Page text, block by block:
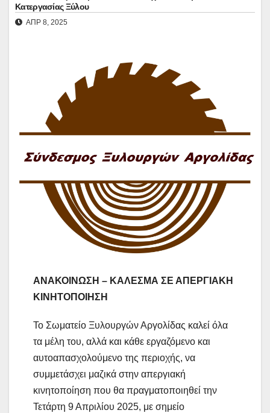
Κατεργασίας Ξύλου
ΑΠΡ 8, 2025
ΑΝΑΚΟΙΝΩΣΗ – ΚΑΛΕΣΜΑ ΣΕ ΑΠΕΡΓΙΑΚΗ
ΚΙΝΗΤΟΠΟΙΗΣΗ
Το Σωματείο Ξυλουργών Αργολίδας καλεί όλα
τα μέλη του, αλλά και κάθε εργαζόμενο και
αυτοαπασχολούμενο της περιοχής, να
συμμετάσχει μαζικά στην απεργιακή
κινητοποίηση που θα πραγματοποιηθεί την
Τετάρτη 9 Απριλίου 2025, με σημείο